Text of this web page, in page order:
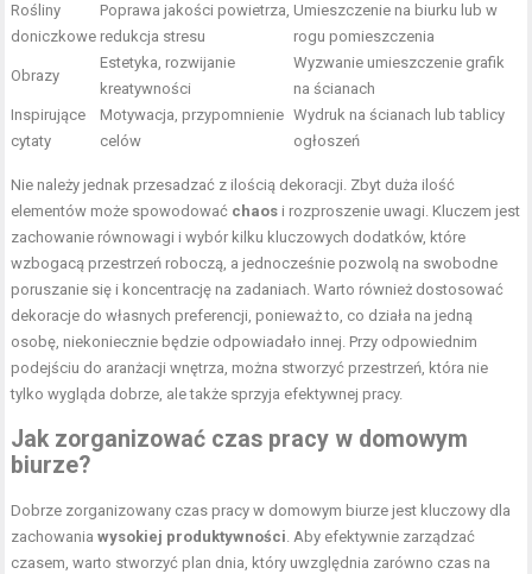
Rośliny
doniczkowe
Poprawa jakości powietrza,
redukcja stresu
Umieszczenie na biurku lub w
rogu pomieszczenia
Obrazy
Estetyka, rozwijanie
kreatywności
Wyzwanie umieszczenie grafik
na ścianach
Inspirujące
cytaty
Motywacja, przypomnienie
celów
Wydruk na ścianach lub tablicy
ogłoszeń
Nie należy jednak przesadzać z ilością dekoracji. Zbyt duża ilość
elementów może spowodować chaos i rozproszenie uwagi. Kluczem jest
zachowanie równowagi i wybór kilku kluczowych dodatków, które
wzbogacą przestrzeń roboczą, a jednocześnie pozwolą na swobodne
poruszanie się i koncentrację na zadaniach. Warto również dostosować
dekoracje do własnych preferencji, ponieważ to, co działa na jedną
osobę, niekoniecznie będzie odpowiadało innej. Przy odpowiednim
podejściu do aranżacji wnętrza, można stworzyć przestrzeń, która nie
tylko wygląda dobrze, ale także sprzyja efektywnej pracy.
Jak zorganizować czas pracy w domowym
biurze?
Dobrze zorganizowany czas pracy w domowym biurze jest kluczowy dla
zachowaniawysokiej produktywności . Aby efektywnie zarządzać
czasem, warto stworzyć plan dnia, który uwzględnia zarówno czas na